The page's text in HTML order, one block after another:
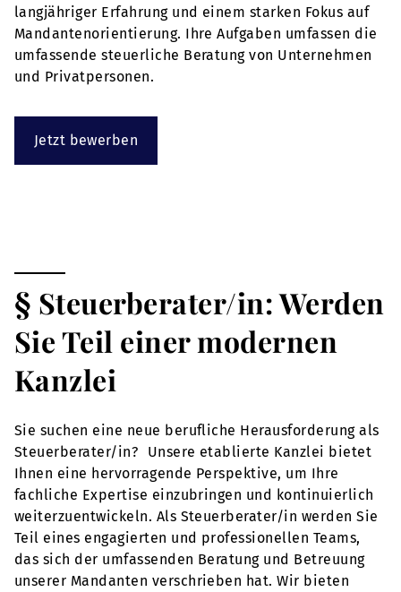
langjähriger Erfahrung und einem starken Fokus auf
Mandantenorientierung. Ihre Aufgaben umfassen die
umfassende steuerliche Beratung von Unternehmen
und Privatpersonen.
Jetzt bewerben
§ Steuerberater/in: Werden
Sie Teil einer modernen
Kanzlei
Sie suchen eine neue berufliche Herausforderung als
Steuerberater/in? Unsere etablierte Kanzlei bietet
Ihnen eine hervorragende Perspektive, um Ihre
fachliche Expertise einzubringen und kontinuierlich
weiterzuentwickeln. Als Steuerberater/in werden Sie
Teil eines engagierten und professionellen Teams,
das sich der umfassenden Beratung und Betreuung
unserer Mandanten verschrieben hat. Wir bieten